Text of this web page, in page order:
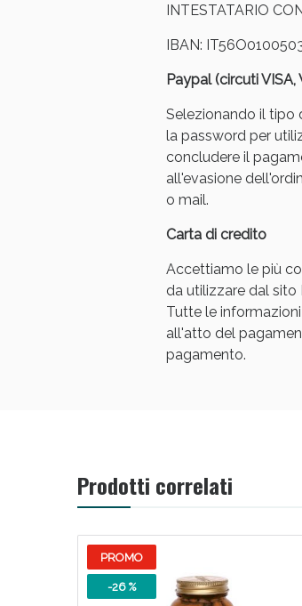
INTESTATARIO
IBAN:
Paypal (circuti
Selezionando il tipo
la password per
concludere il
all'evasione
o mail.
Carta di credito
Accettiamo le più
da utilizzare dal sito
Tutte le
all'atto del
pagamento.
Prodotti correlati
PROMO
-26 %